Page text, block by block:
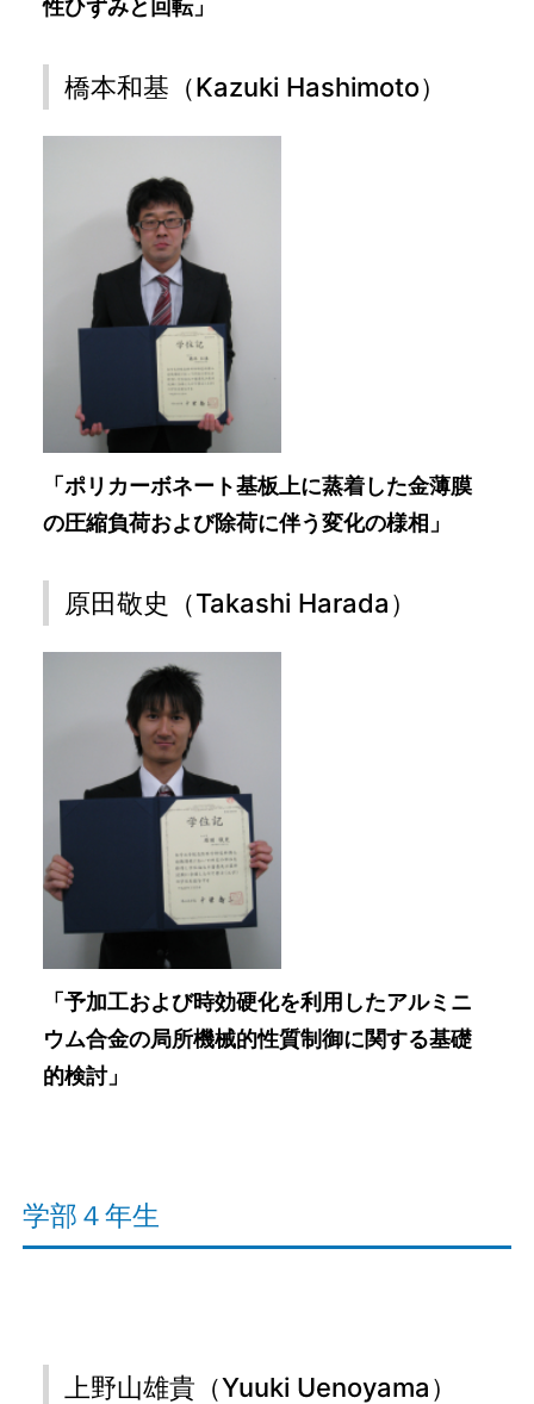
性ひずみと回転」
橋本和基（Kazuki Hashimoto）
「ポリカーボネート基板上に蒸着した金薄膜
の圧縮負荷および除荷に伴う変化の様相」
原田敬史（Takashi Harada）
「予加工および時効硬化を利用したアルミニ
ウム合金の局所機械的性質制御に関する基礎
的検討」
学部４年生
上野山雄貴（Yuuki Uenoyama）